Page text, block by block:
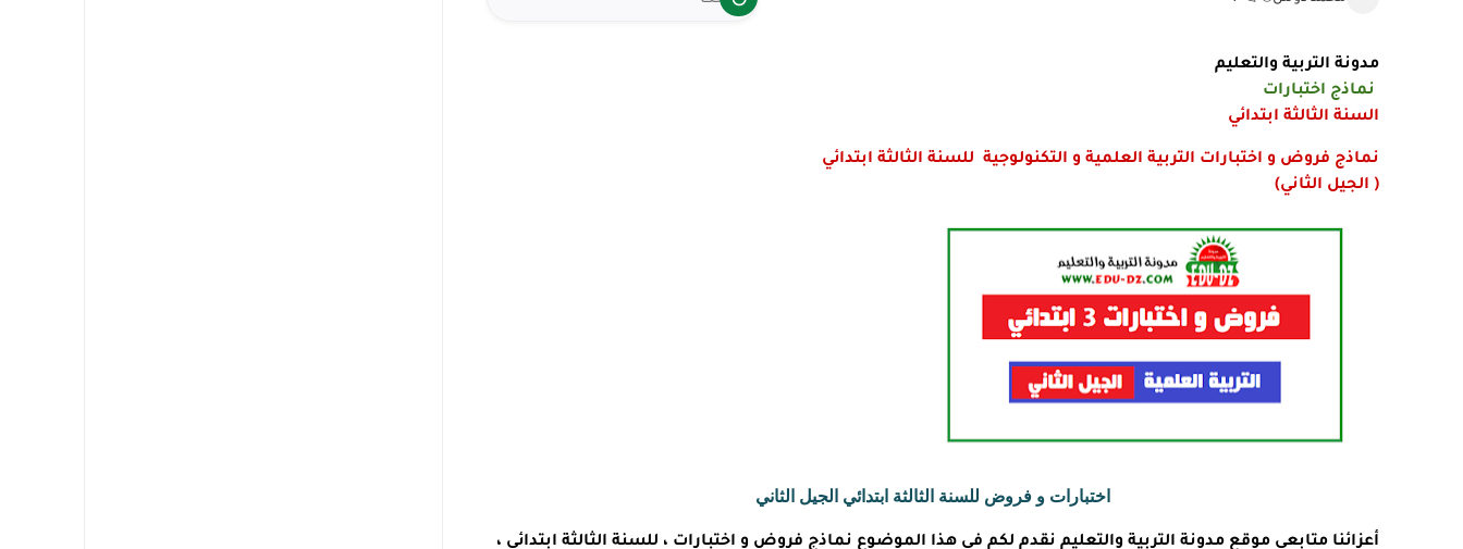
مدونة التربية والتعليم
نماذج اختبارات
السنة الثالثة ابتدائي
نماذج فروض و اختبارات التربية العلمية و التكنولوجية للسنة الثالثة ابتدائي
( الجيل الثاني)
اختبارات و فروض للسنة الثالثة ابتدائي الجيل الثاني
أعزائنا متابعي موقع مدونة التربية والتعليم نقدم لكم في هذا الموضوع نماذج فروض و اختبارات ، للسنة الثالثة ابتدائي ،